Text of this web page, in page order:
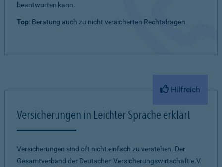
beantworten kann.
Top: Beratung auch zu nicht versicherten Rechtsfragen.
Hilfreich
Versicherungen in Leichter Sprache erklärt
Versicherungen sind oft nicht einfach zu verstehen. Der
Gesamtverband der Deutschen Versicherungswirtschaft e.V.